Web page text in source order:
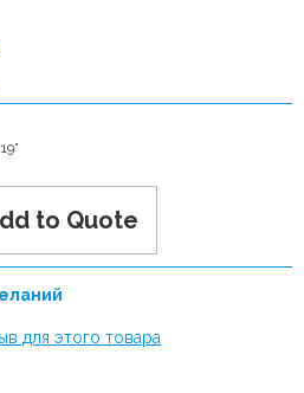
to Quote
для этого товара